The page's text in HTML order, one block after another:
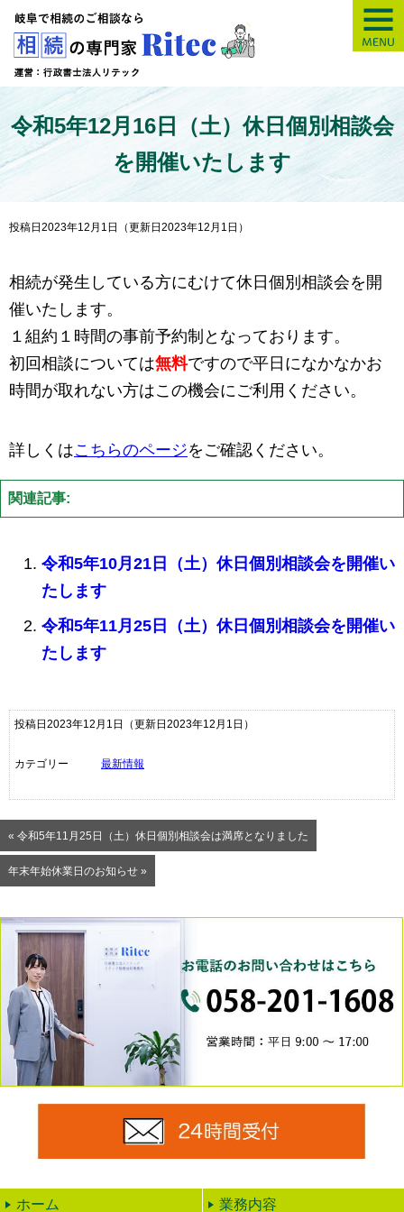
【岐阜】相続の
令和5年12月16日（土）休日個別相談会
を開催いたします
投稿日2023年12月1日 （更新日2023年12月1日）
相続が発生している方にむけて休日個別相談会を開
催いたします。
１組約１時間の事前予約制となっております。
初回相談については無料ですので平日になかなかお
時間が取れない方はこの機会にご利用ください。
詳しくはこちらのページをご確認ください。
関連記事:
令和5年10月21日（土）休日個別相談会を開催い
たします
令和5年11月25日（土）休日個別相談会を開催い
たします
投稿日2023年12月1日 （更新日2023年12月1日）
カテゴリー 最新情報
« 令和5年11月25日（土）休日個別相談会は満席となりました
年末年始休業日のお知らせ »
ホーム 業務内容